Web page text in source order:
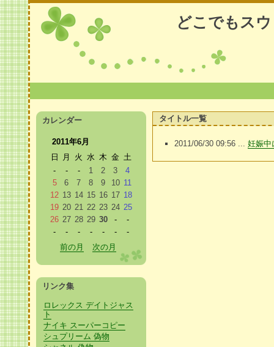
どこでもス
タイトル一覧
2011/06/30 09:56 ... 妊娠中
カレンダー
2011年6月
日
月 火 水 木 金 土
-
- - 1 2 3
4
5
6 7 8 9 10 11
12 13 14 15 16 17 18
19 20 21 22 23 24 25
26 27 28 29 30 -
-
-
- - - - -
-
前の月
次の月
リンク集
ロレックス デイトジャス
ト
ナイキ スーパーコピー
シュプリーム 偽物